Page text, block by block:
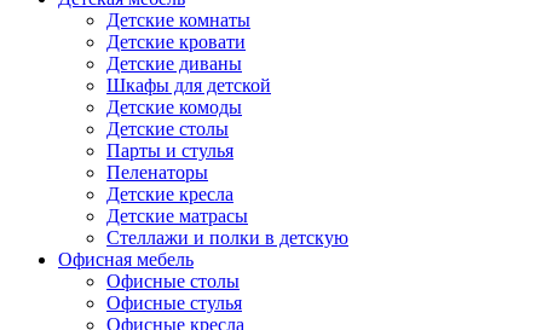
Детские комнаты
Детские кровати
Детские диваны
Шкафы для детской
Детские комоды
Детские столы
Парты и стулья
Пеленаторы
Детские кресла
Детские матрасы
Стеллажи и полки в детскую
Офисная мебель
Офисные столы
Офисные стулья
Офисные кресла